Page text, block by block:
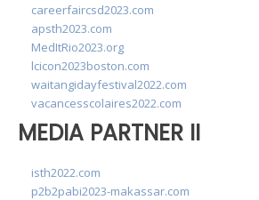
careerfaircsd2023.com
apsth2023.com
MedItRio2023.org
lcicon2023boston.com
waitangidayfestival2022.com
vacancesscolaires2022.com
MEDIA PARTNER II
isth2022.com
p2b2pabi2023-makassar.com